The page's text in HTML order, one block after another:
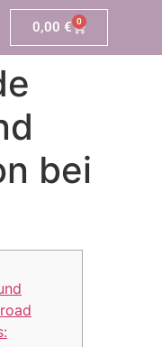
0,00 € 0
bei